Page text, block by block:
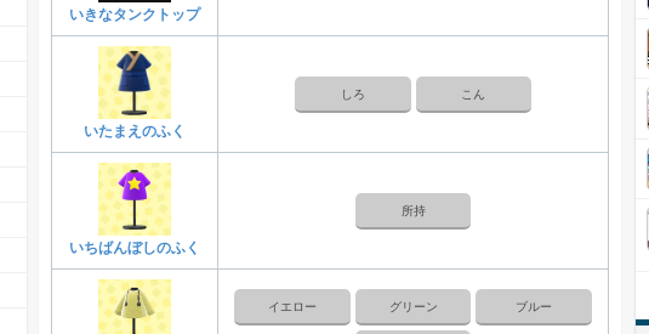
いきなタンクトップ
いたまえのふく
しろ こん
いちばんぼしのふく
所持
イエロー グリーン ブルー